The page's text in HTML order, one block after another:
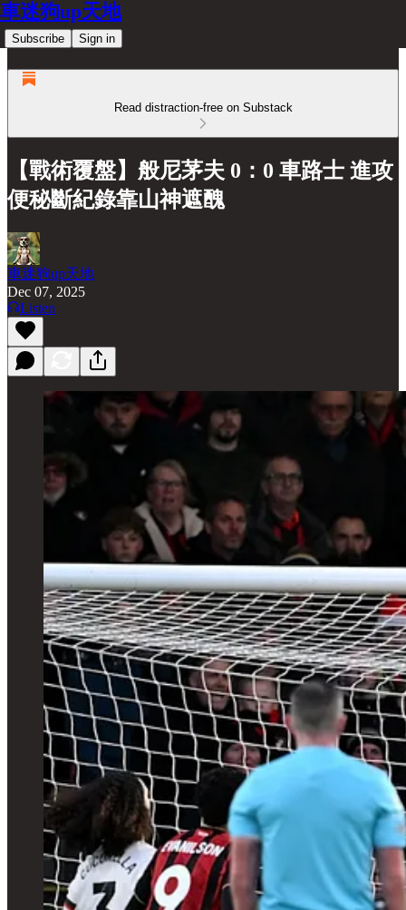
車迷狗up天地
Subscribe Sign in
Read distraction-free on Substack
【戰術覆盤】般尼茅夫 0：0 車路士 進攻
便秘斷紀錄靠山神遮醜
車迷狗up天地
Dec 07, 2025
Listen